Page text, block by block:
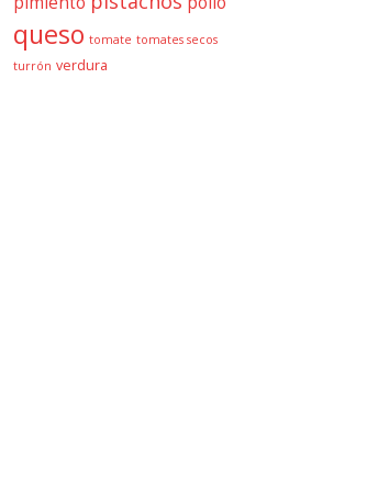
queso tomate tomates secos
turrón verdura